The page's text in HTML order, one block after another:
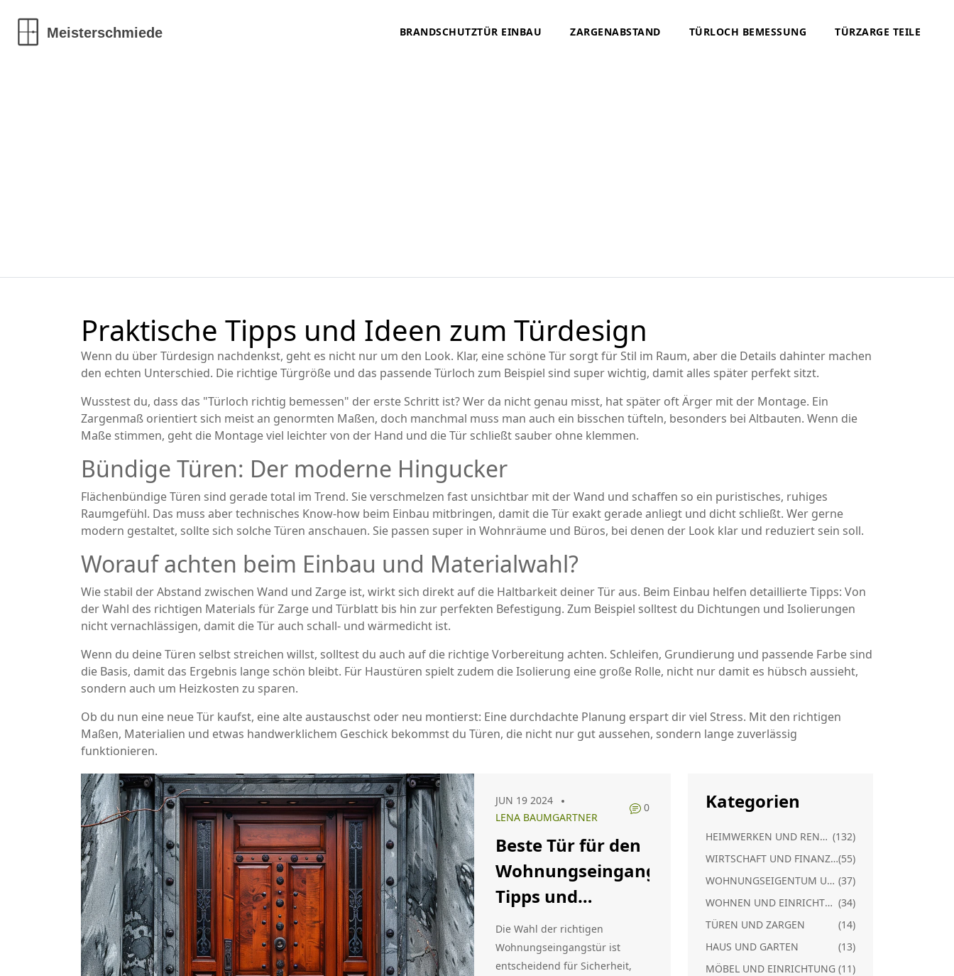
BRANDSCHUTZTÜR EINBAU ZARGENABSTAND TÜRLOCH BEMESSUNG TÜRZARGE TEILE
Praktische Tipps und Ideen zum Türdesign
Wenn du über Türdesign nachdenkst, geht es nicht nur um den Look. Klar, eine schöne Tür sorgt für Stil im Raum, aber die Details dahinter machen
den echten Unterschied. Die richtige Türgröße und das passende Türloch zum Beispiel sind super wichtig, damit alles später perfekt sitzt.
Wusstest du, dass das "Türloch richtig bemessen" der erste Schritt ist? Wer da nicht genau misst, hat später oft Ärger mit der Montage. Ein
Zargenmaß orientiert sich meist an genormten Maßen, doch manchmal muss man auch ein bisschen tüfteln, besonders bei Altbauten. Wenn die
Maße stimmen, geht die Montage viel leichter von der Hand und die Tür schließt sauber ohne klemmen.
Bündige Türen: Der moderne Hingucker
Flächenbündige Türen sind gerade total im Trend. Sie verschmelzen fast unsichtbar mit der Wand und schaffen so ein puristisches, ruhiges
Raumgefühl. Das muss aber technisches Know-how beim Einbau mitbringen, damit die Tür exakt gerade anliegt und dicht schließt. Wer gerne
modern gestaltet, sollte sich solche Türen anschauen. Sie passen super in Wohnräume und Büros, bei denen der Look klar und reduziert sein soll.
Worauf achten beim Einbau und Materialwahl?
Wie stabil der Abstand zwischen Wand und Zarge ist, wirkt sich direkt auf die Haltbarkeit deiner Tür aus. Beim Einbau helfen detaillierte Tipps: Von
der Wahl des richtigen Materials für Zarge und Türblatt bis hin zur perfekten Befestigung. Zum Beispiel solltest du Dichtungen und Isolierungen
nicht vernachlässigen, damit die Tür auch schall- und wärmedicht ist.
Wenn du deine Türen selbst streichen willst, solltest du auch auf die richtige Vorbereitung achten. Schleifen, Grundierung und passende Farbe sind
die Basis, damit das Ergebnis lange schön bleibt. Für Haustüren spielt zudem die Isolierung eine große Rolle, nicht nur damit es hübsch aussieht,
sondern auch um Heizkosten zu sparen.
Ob du nun eine neue Tür kaufst, eine alte austauschst oder neu montierst: Eine durchdachte Planung erspart dir viel Stress. Mit den richtigen
Maßen, Materialien und etwas handwerklichem Geschick bekommst du Türen, die nicht nur gut aussehen, sondern lange zuverlässig
funktionieren.
JUN 19 2024
LENA BAUMGARTNER
0
Beste Tür für den
Wohnungseingang:
Tipps und
Empfehlungen
Die Wahl der richtigen
Wohnungseingangstür ist
entscheidend für Sicherheit,
Kategorien
HEIMWERKEN UND RENOVIERUNG (132)
WIRTSCHAFT UND FINANZEN(55)
WOHNUNGSEIGENTUM UND RECHT (37)
WOHNEN UND EINRICHTUNG (34)
TÜREN UND ZARGEN
(14)
HAUS UND GARTEN
(13)
MÖBEL UND EINRICHTUNG (11)